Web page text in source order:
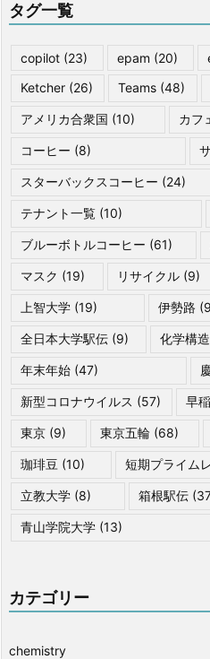
タグ一覧
copilot (23) epam (20)
Ketcher (26) Teams (48)
アメリカ合衆国 (10) カフ
コーヒー (8)
スターバックスコーヒー (24)
テナント一覧 (10)
ブルーボトルコーヒー (61)
マスク (19) リサイクル (9)
上智大学 (19) 伊勢路
全日本大学駅伝 (9) 化学構
年末年始 (47)
新型コロナウイルス (57) 早
東京 (9) 東京五輪 (68)
珈琲豆 (10) 短期プライム
立教大学 (8) 箱根駅伝
青山学院大学 (13)
カテゴリー
chemistry